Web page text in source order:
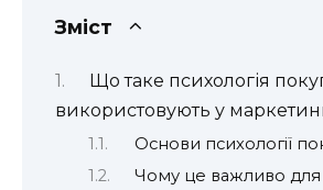
Зміст
Що таке психологія
використовують у
Основи психології
Чому це важливо для